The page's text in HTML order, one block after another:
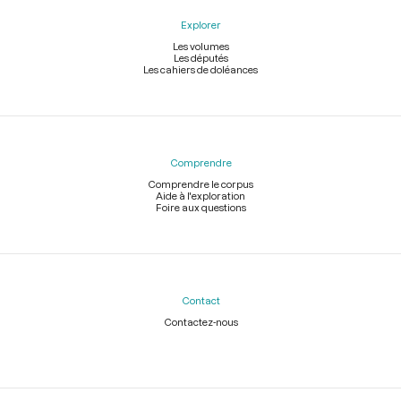
Explorer
Les volumes
Les députés
Les cahiers de doléances
Comprendre
Comprendre le corpus
Aide à l'exploration
Foire aux questions
Contact
Contactez-nous
Légal